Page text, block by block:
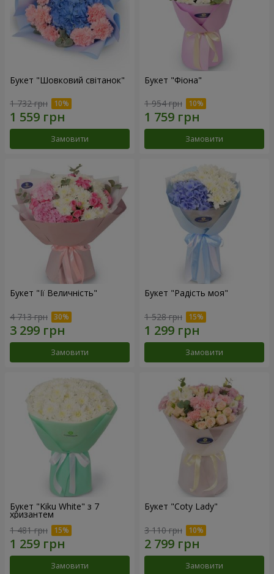
Букет "Шовковий світанок"
1 732 грн
Замовити
Букет "Фіона"
1 954 грн
Замовити
Букет "Її Величність"
4 713 грн
Замовити
Букет "Радість моя"
1 528 грн
Замовити
Букет "Kiku White" з 7
хризантем
1 481 грн
Замовити
Букет "Coty Lady"
3 110 грн
Замовити